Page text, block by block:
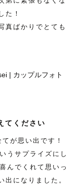
た！
真ばかりでとても
てください
が思い出です！
うサプライズにし
んでくれて思いっ
出になりました。